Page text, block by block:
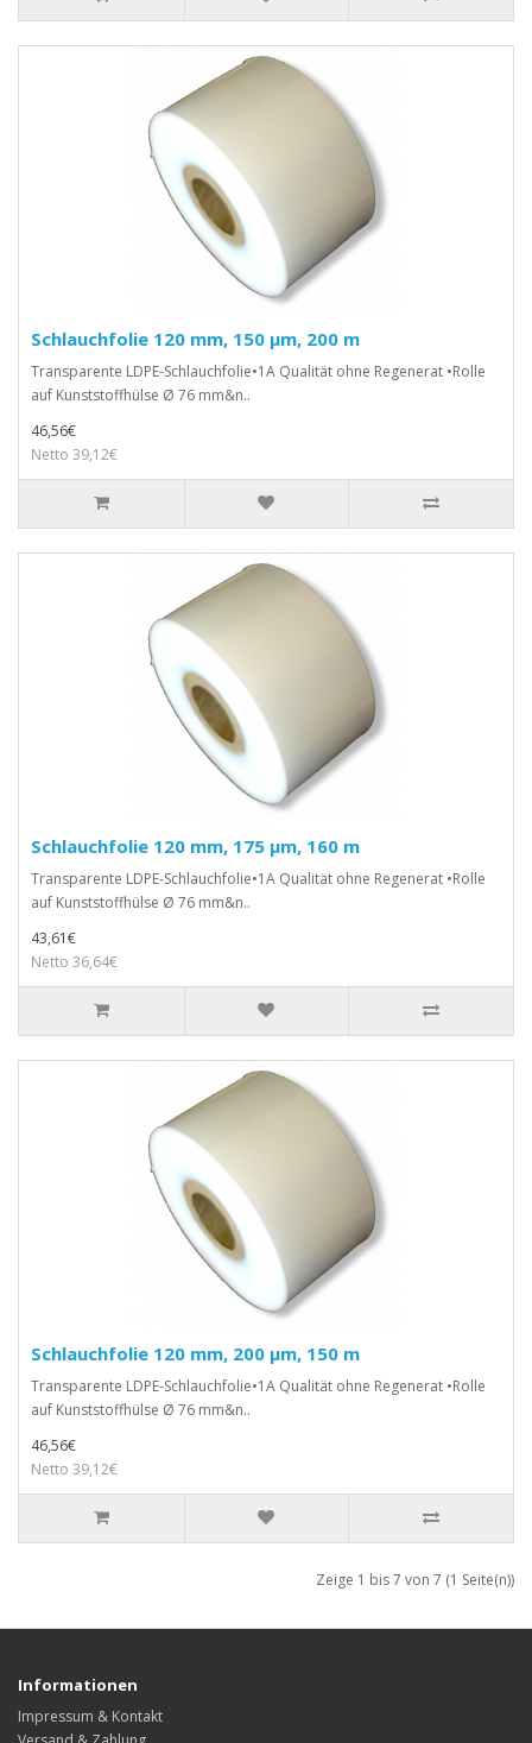
Schlauchfolie 120 mm, 150 µm, 200 m
Transparente LDPE-Schlauchfolie•1A Qualität ohne Regenerat •Rolle
auf Kunststoffhülse Ø 76 mm&n..
46,56€
Netto 39,12€
Schlauchfolie 120 mm, 175 µm, 160 m
Transparente LDPE-Schlauchfolie•1A Qualität ohne Regenerat •Rolle
auf Kunststoffhülse Ø 76 mm&n..
43,61€
Netto 36,64€
Schlauchfolie 120 mm, 200 µm, 150 m
Transparente LDPE-Schlauchfolie•1A Qualität ohne Regenerat •Rolle
auf Kunststoffhülse Ø 76 mm&n..
46,56€
Netto 39,12€
Zeige 1 bis 7 von 7 (1 Seite(n))
Informationen
Impressum & Kontakt